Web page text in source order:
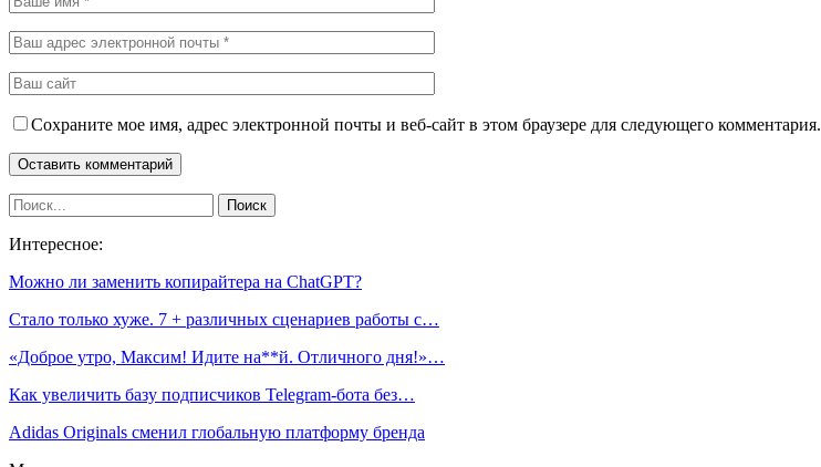
Сохраните мое имя, адрес электронной почты и веб-сайт в этом браузере для следующего комментария.
Интересное:
Можно ли заменить копирайтера на ChatGPT?
Стало только хуже. 7 + различных сценариев работы с…
«Доброе утро, Максим! Идите на**й. Отличного дня!»…
Как увеличить базу подписчиков Telegram-бота без…
Adidas Originals сменил глобальную платформу бренда